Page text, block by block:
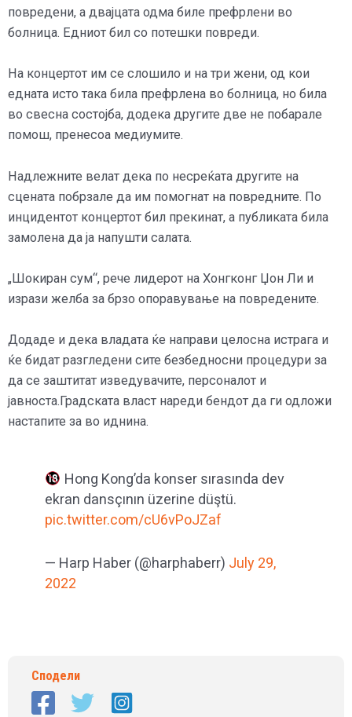
повредени, а двајцата одма биле префрлени во
болница. Едниот бил со потешки повреди.
На концертот им се слошило и на три жени, од кои
едната исто така била префрлена во болница, но била
во свесна состојба, додека другите две не побарале
помош, пренесоа медиумите.
Надлежните велат дека по несреќата другите на
сцената побрзале да им помогнат на повредните. По
инцидентот концертот бил прекинат, а публиката била
замолена да ја напушти салата.
„Шокиран сум“, рече лидерот на Хонгконг Џон Ли и
изрази желба за брзо опоравување на повредените.
Додаде и дека владата ќе направи целосна истрага и
ќе бидат разгледени сите безбедносни процедури за
да се заштитат изведувачите, персоналот и
јавноста.Градската власт нареди бендот да ги одложи
настапите за во иднина.
Hong Kong’da konser sırasında dev
ekran dansçının üzerine düştü.
pic.twitter.com/cU6vPoJZaf
— Harp Haber (@harphaberr) July 29,
2022
Сподели